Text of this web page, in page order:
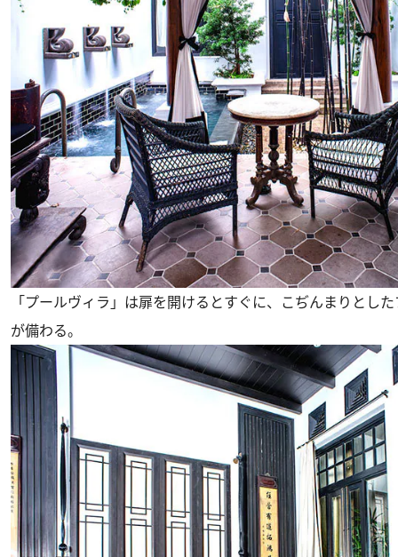
「プールヴィラ」は扉を開けるとすぐに、こぢんまりとし
が備わる。